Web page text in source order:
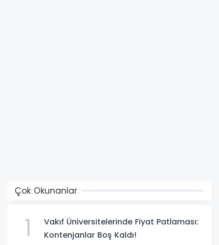
Çok Okunanlar
1
Vakıf Üniversitelerinde Fiyat Patlaması:
Kontenjanlar Boş Kaldı!